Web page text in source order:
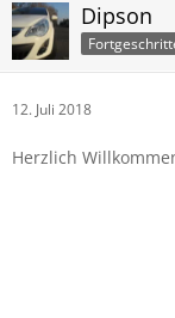
Dipson
12. Juli 2018
Herzlich